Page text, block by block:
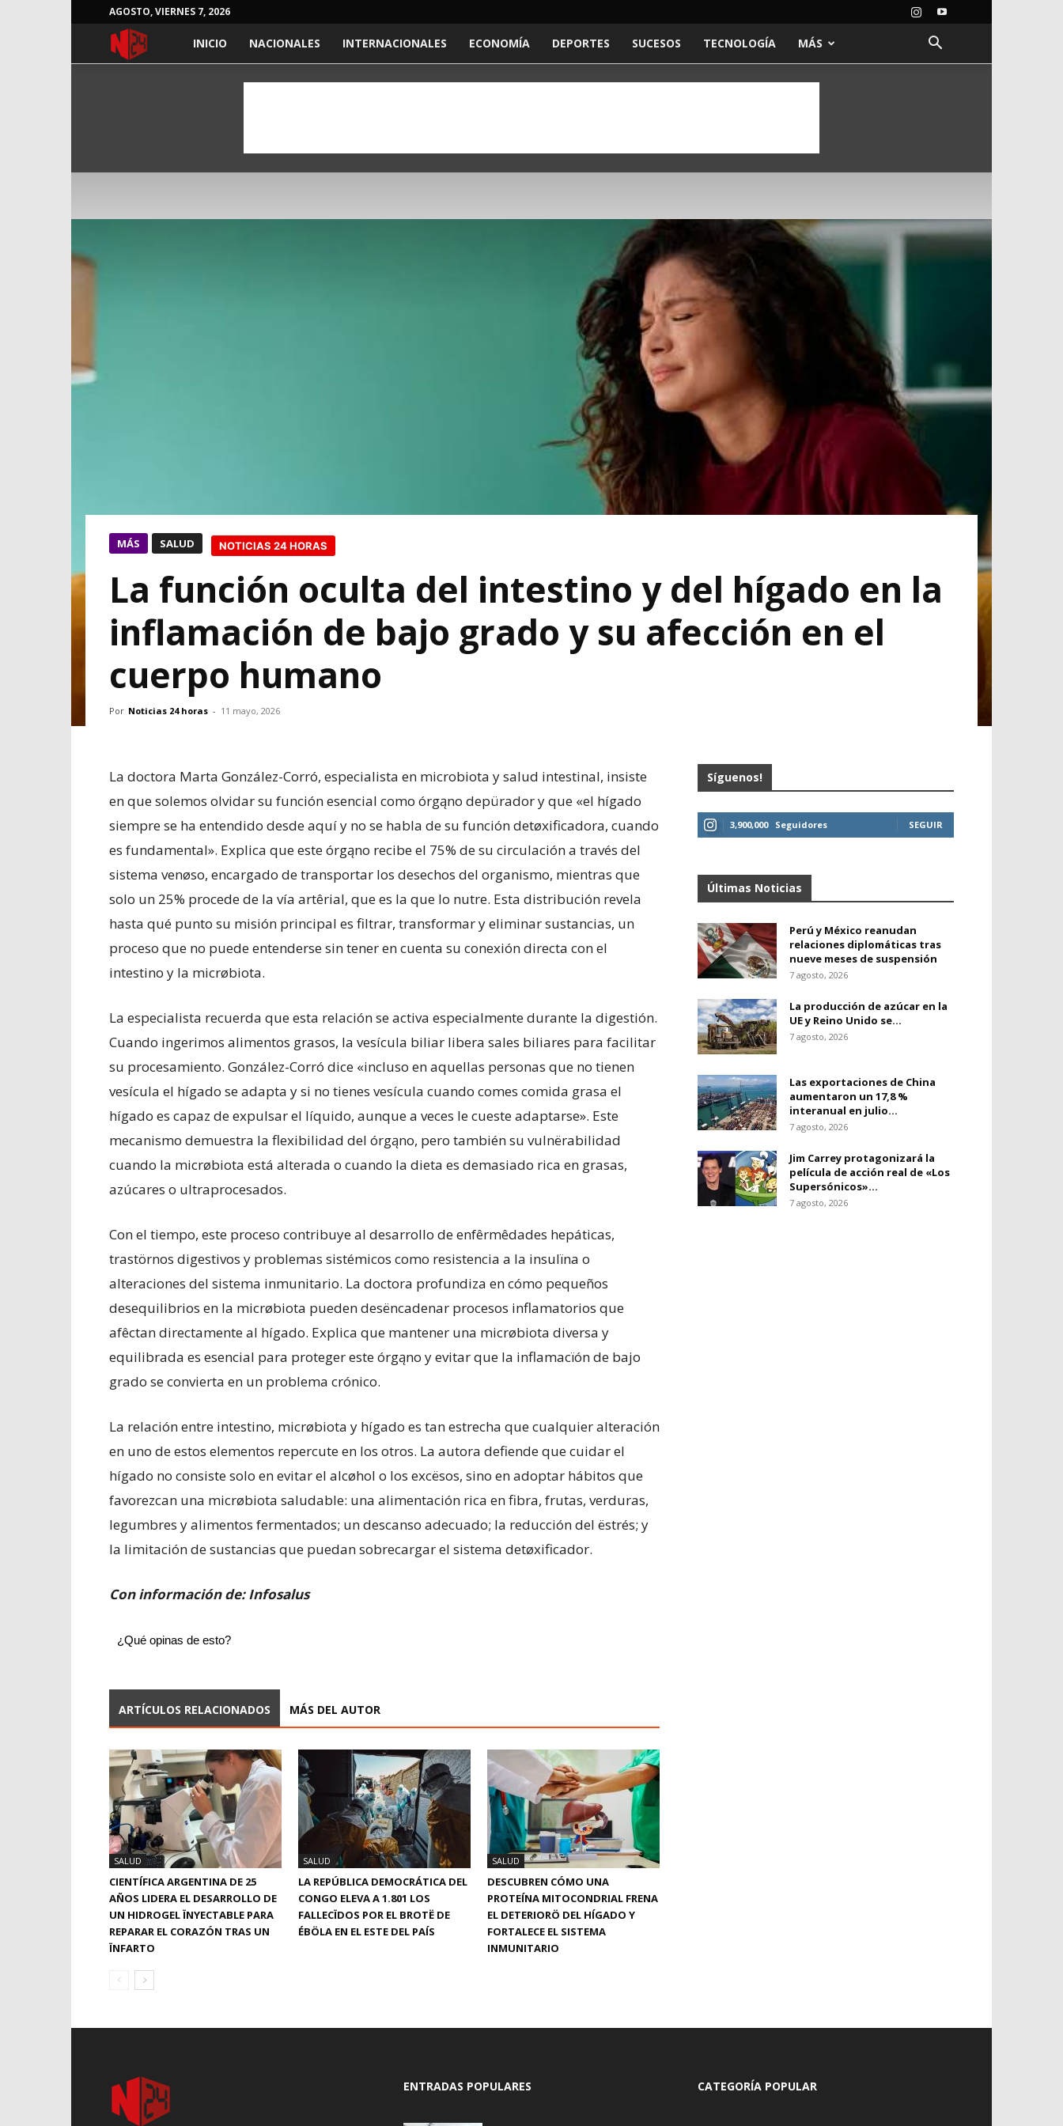
AGOSTO, VIERNES 7, 2026
NOTICIASINICIO NACIONALES INTERNACIONALES ECONOMÍA DEPORTES SUCESOS TECNOLOGÍA MÁS
MÁS SALUD NOTICIAS 24 HORAS
La función oculta del intestino y del hígado en la
inflamación de bajo grado y su afección en el
cuerpo humano
Por Noticias 24 horas - 11 mayo, 2026
La doctora Marta González-Corró, especialista en microbiota y salud intestinal, insiste
en que solemos olvidar su función esencial como órgąno depürador y que «el hígado
siempre se ha entendido desde aquí y no se habla de su función detøxificadora, cuando
es fundamental». Explica que este órgąno recibe el 75% de su circulación a través del
sistema venøso, encargado de transportar los desechos del organismo, mientras que
solo un 25% procede de la vía artêrial, que es la que lo nutre. Esta distribución revela
hasta qué punto su misión principal es filtrar, transformar y eliminar sustancias, un
proceso que no puede entenderse sin tener en cuenta su conexión directa con el
intestino y la micrøbiota.
La especialista recuerda que esta relación se activa especialmente durante la digestión.
Cuando ingerimos alimentos grasos, la vesícula biliar libera sales biliares para facilitar
su procesamiento. González-Corró dice «incluso en aquellas personas que no tienen
vesícula el hígado se adapta y si no tienes vesícula cuando comes comida grasa el
hígado es capaz de expulsar el líquido, aunque a veces le cueste adaptarse». Este
mecanismo demuestra la flexibilidad del órgąno, pero también su vulnërabilidad
cuando la micrøbiota está alterada o cuando la dieta es demasiado rica en grasas,
azúcares o ultraprocesados.
Con el tiempo, este proceso contribuye al desarrollo de enfêrmêdades hepáticas,
trastörnos digestivos y problemas sistémicos como resistencia a la insulïna o
alteraciones del sistema inmunitario. La doctora profundiza en cómo pequeños
desequilibrios en la micrøbiota pueden desëncadenar procesos inflamatorios que
afêctan directamente al hígado. Explica que mantener una micrøbiota diversa y
equilibrada es esencial para proteger este órgąno y evitar que la inflamacïón de bajo
grado se convierta en un problema crónico.
La relación entre intestino, micrøbiota y hígado es tan estrecha que cualquier alteración
en uno de estos elementos repercute en los otros. La autora defiende que cuidar el
hígado no consiste solo en evitar el alcøhol o los excësos, sino en adoptar hábitos que
favorezcan una micrøbiota saludable: una alimentación rica en fibra, frutas, verduras,
legumbres y alimentos fermentados; un descanso adecuado; la reducción del ëstrés; y
la limitación de sustancias que puedan sobrecargar el sistema detøxificador.
Con información de: Infosalus
¿Qué opinas de esto?
ARTÍCULOS RELACIONADOS MÁS DEL AUTOR
SALUD
CIENTÍFICA ARGENTINA DE 25
AÑOS LIDERA EL DESARROLLO DE
UN HIDROGEL ÏNYECTABLE PARA
REPARAR EL CORAZÓN TRAS UN
ÏNFARTO
SALUD
LA REPÚBLICA DEMOCRÁTICA DEL
CONGO ELEVA A 1.801 LOS
FALLECÏDOS POR EL BROTË DE
ÉBÖLA EN EL ESTE DEL PAÍS
SALUD
DESCUBREN CÓMO UNA
PROTEÍNA MITOCONDRIAL FRENA
EL DETERIORÖ DEL HÍGADO Y
FORTALECE EL SISTEMA
INMUNITARIO
Síguenos!
3,900,000 Seguidores SEGUIR
Últimas Noticias
Perú y México reanudan
relaciones diplomáticas tras
nueve meses de suspensión
7 agosto, 2026
La producción de azúcar en la
UE y Reino Unido se...
7 agosto, 2026
Las exportaciones de China
aumentaron un 17,8 %
interanual en julio...
7 agosto, 2026
Jim Carrey protagonizará la
película de acción real de «Los
Supersónicos»...
7 agosto, 2026
ENTRADAS POPULARES CATEGORÍA POPULAR